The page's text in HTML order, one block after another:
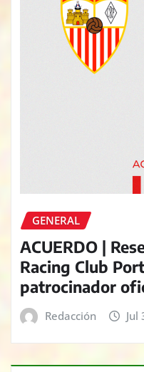
GENERAL
ACUERDO |
Racing Club
patrocinador
Redacción Jul